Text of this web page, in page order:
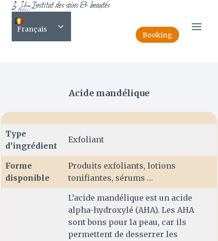
Skip
content
Institut des soins & beautés
Français
menu
FR-Acide mandélique
Acide mandélique
Type
d’ingrédient
Exfoliant
Forme
disponible
Produits exfoliants, lotions
tonifiantes, sérums …
L’acide mandélique est un acide
alpha-hydroxylé (AHA). Les AHA
sont bons pour la peau, car ils
permettent de desserrer les
Booking